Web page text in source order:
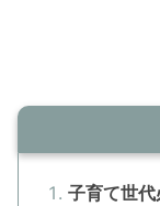
子育て世